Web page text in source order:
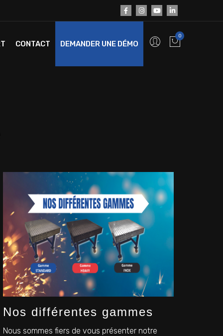
0
CONTACT DEMANDER UNE DÉMO
Nos différentes gammes
Nous sommes fiers de vous présenter notre